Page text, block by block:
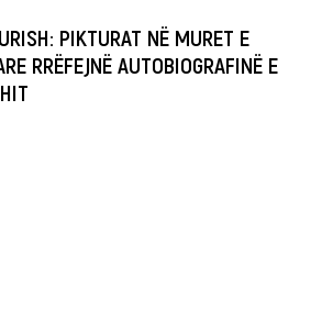
PIKTURAT NË MURET E
RRËFEJNË AUTOBIOGRAFINË E